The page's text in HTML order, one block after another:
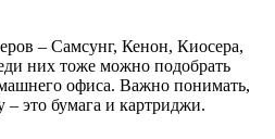
– Самсунг, Кенон, Киосера,
них тоже можно подобрать
офиса. Важно понимать,
– это бумага и картриджи.